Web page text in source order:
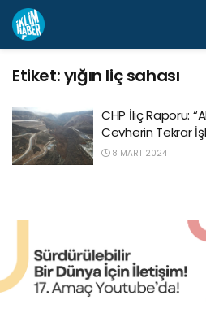
Etiket:yığın liç sahası
CHP İliç Raporu:
Cevherin Tekrar
8 MART 2024